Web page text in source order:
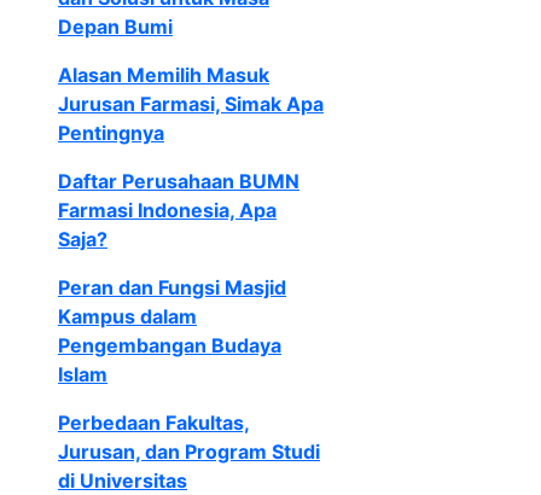
Depan Bumi
Alasan Memilih Masuk
Jurusan Farmasi, Simak Apa
Pentingnya
Daftar Perusahaan BUMN
Farmasi Indonesia, Apa
Saja?
Peran dan Fungsi Masjid
Kampus dalam
Pengembangan Budaya
Islam
Perbedaan Fakultas,
Jurusan, dan Program Studi
di Universitas